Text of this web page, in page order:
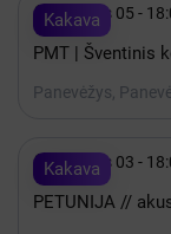
Kakava
 Gruodis 05 -
PMT | Šventinis
Panevėžys,
Kakava
 Gruodis 03 -
PETUNIJA //